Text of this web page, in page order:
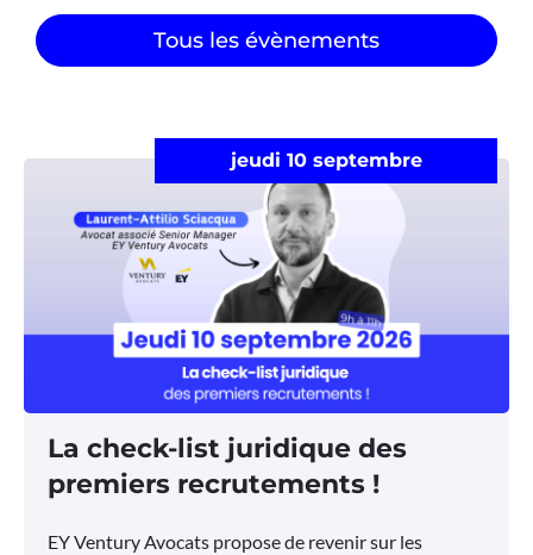
Tous les évènements
jeudi 10 septembre
La check-list juridique des
premiers recrutements !
EY Ventury Avocats propose de revenir sur les